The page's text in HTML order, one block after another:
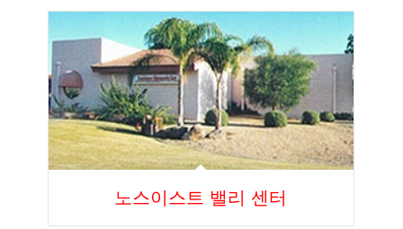
노스이스트 밸리 센터